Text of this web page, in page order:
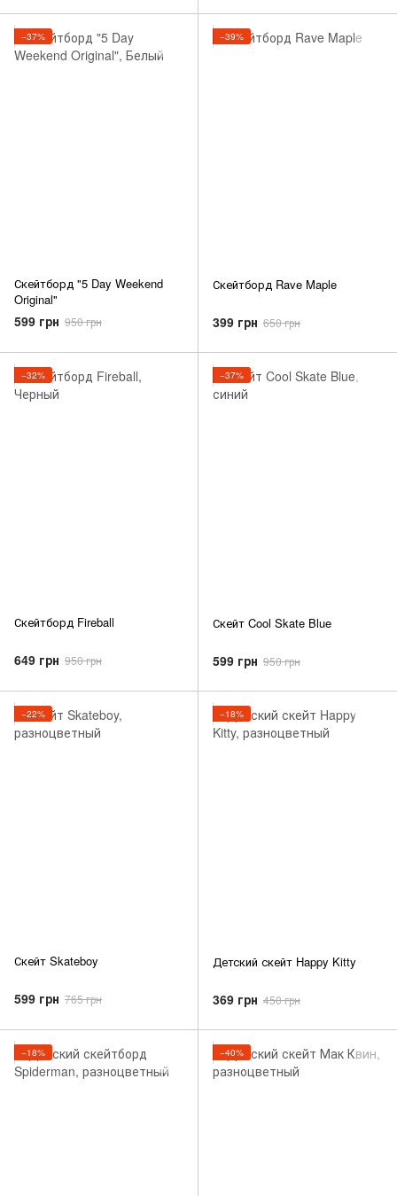
−37%
Скейтборд "5 Day Weekend
Original"
599 грн 950 грн
−39%
Скейтборд Rave Maple
399 грн 650 грн
−32%
Скейтборд Fireball
649 грн 950 грн
−37%
Скейт Cool Skate Blue
599 грн 950 грн
−22%
Скейт Skateboy
599 грн 765 грн
−18%
Детский скейт Happy Kitty
369 грн 450 грн
−18% −40%